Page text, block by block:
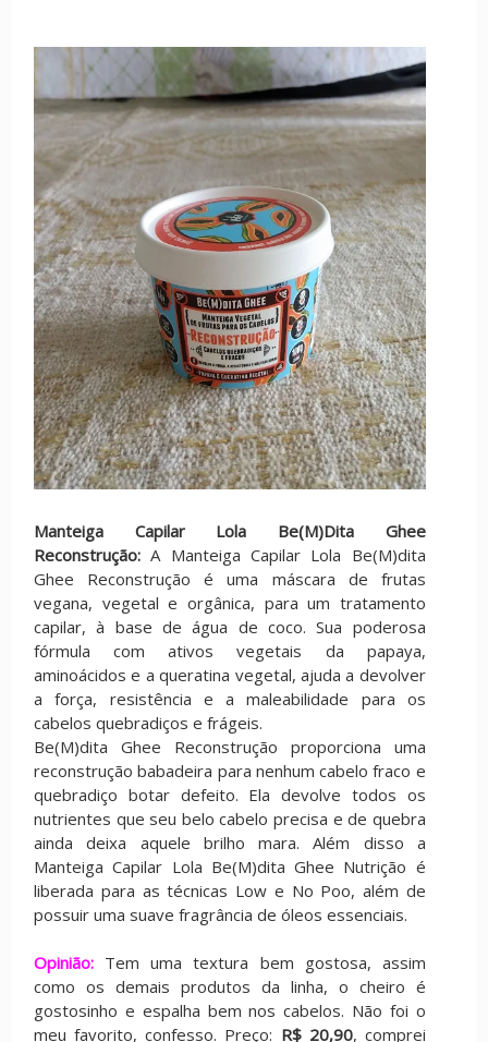
Manteiga Capilar Lola Be(M)Dita Ghee
Reconstrução: A Manteiga Capilar Lola Be(M)dita
Ghee Reconstrução é uma máscara de frutas
vegana, vegetal e orgânica, para um tratamento
capilar, à base de água de coco. Sua poderosa
fórmula com ativos vegetais da papaya,
aminoácidos e a queratina vegetal, ajuda a devolver
a força, resistência e a maleabilidade para os
cabelos quebradiços e frágeis.
Be(M)dita Ghee Reconstrução proporciona uma
reconstrução babadeira para nenhum cabelo fraco e
quebradiço botar defeito. Ela devolve todos os
nutrientes que seu belo cabelo precisa e de quebra
ainda deixa aquele brilho mara. Além disso a
Manteiga Capilar Lola Be(M)dita Ghee Nutrição é
liberada para as técnicas Low e No Poo, além de
possuir uma suave fragrância de óleos essenciais.
Opinião: Tem uma textura bem gostosa, assim
como os demais produtos da linha, o cheiro é
gostosinho e espalha bem nos cabelos. Não foi o
meu favorito, confesso. Preço: R$ 20,90, comprei